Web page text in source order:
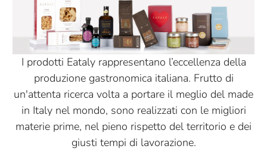
I prodotti Eataly rappresentano l’eccellenza della
produzione gastronomica italiana. Frutto di
un'attenta ricerca volta a portare il meglio del made
in Italy nel mondo, sono realizzati con le migliori
materie prime, nel pieno rispetto del territorio e dei
giusti tempi di lavorazione.